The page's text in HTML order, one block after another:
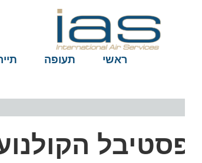
ראשי תעופה תיירות
הקולנוע